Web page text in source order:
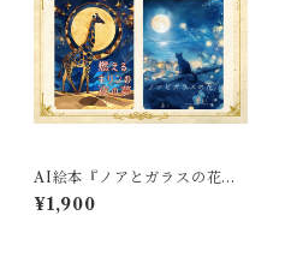
AI絵本『ノアとガラスの花』
『燃えるキリンの夜の夢』2冊
セット（特典ポストカード付
¥1,900